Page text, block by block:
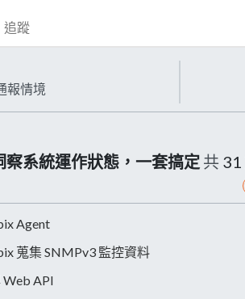
追蹤
報情境
察系統運作狀態，一套搞定 共 31
Agent
蒐集 SNMPv3 監控資料
Web API